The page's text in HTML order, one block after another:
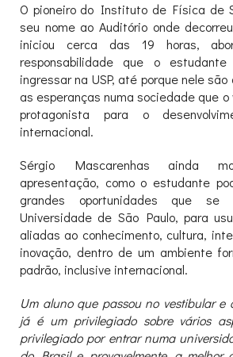
O pioneiro do Instituto de Física de
seu nome ao Auditório onde
iniciou cerca das 19 horas,
responsabilidade que o
ingressar na USP, até porque nele
as esperanças numa sociedade que o
protagonista para o
internacional.
Sérgio Mascarenhas ainda
apresentação, como o estudante
grandes oportunidades que se
Universidade de São Paulo, para
aliadas ao conhecimento, cultura,
inovação, dentro de um ambiente
padrão, inclusive internacional.
Um aluno que passou no vestibular e
já é um privilegiado sobre vários
privilegiado por entrar numa